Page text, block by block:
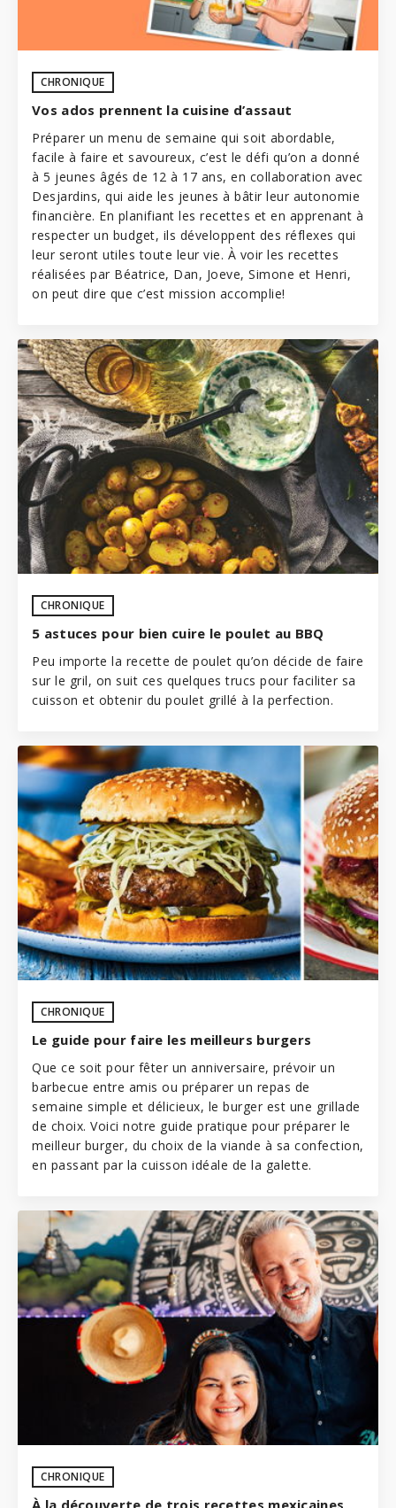
CHRONIQUE
Vos ados prennent la cuisine d’assaut
Préparer un menu de semaine qui soit abordable,
facile à faire et savoureux, c’est le défi qu’on a donné
à 5 jeunes âgés de 12 à 17 ans, en collaboration avec
Desjardins, qui aide les jeunes à bâtir leur autonomie
financière. En planifiant les recettes et en apprenant à
respecter un budget, ils développent des réflexes qui
leur seront utiles toute leur vie. À voir les recettes
réalisées par Béatrice, Dan, Joeve, Simone et Henri,
on peut dire que c’est mission accomplie!
CHRONIQUE
5 astuces pour bien cuire le poulet au BBQ
Peu importe la recette de poulet qu’on décide de faire
sur le gril, on suit ces quelques trucs pour faciliter sa
cuisson et obtenir du poulet grillé à la perfection.
CHRONIQUE
Le guide pour faire les meilleurs burgers
Que ce soit pour fêter un anniversaire, prévoir un
barbecue entre amis ou préparer un repas de
semaine simple et délicieux, le burger est une grillade
de choix. Voici notre guide pratique pour préparer le
meilleur burger, du choix de la viande à sa confection,
en passant par la cuisson idéale de la galette.
CHRONIQUE